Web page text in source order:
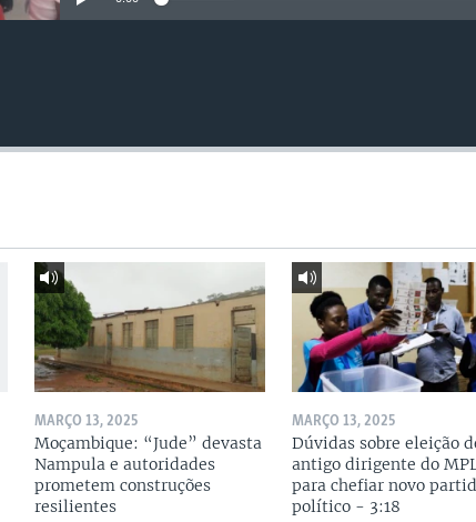
MARÇO 13, 2025
Moçambique: “Jude” devasta
Nampula e autoridades
prometem construções
resilientes
MARÇO 13, 2025
Dúvidas sobre eleição
antigo dirigente do
para chefiar novo
político - 3:18